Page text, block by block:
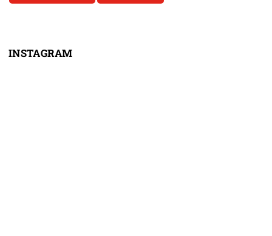
INSTAGRAM